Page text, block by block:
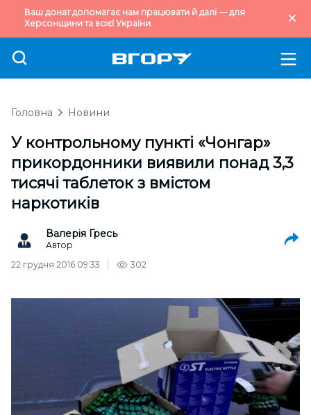
Ваш донат допомагає нам працювати й далі — для
Херсонщини та всієї України.
Головна Новини
У контрольному пункті «Чонгар»
прикордонники виявили понад 3,3
тисячі таблеток з вмістом
наркотиків
Валерія Гресь
Автор
22 грудня 2016 09:33
302